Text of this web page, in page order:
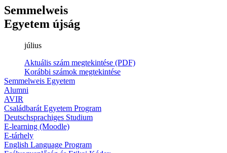
Semmelweis
Egyetem újság
július
Aktuális szám megtekintése (PDF)
Korábbi számok megtekintése
Semmelweis Egyetem
Alumni
AVIR
Családbarát Egyetem Program
Deutschsprachiges Studium
E-learning (Moodle)
E-tárhely
English Language Program